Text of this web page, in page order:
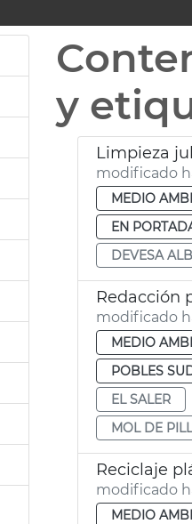
y
Limpieza
modificado
MEDIO
EN
DEVESA
Redacción
modificado
MEDIO
POBLES
EL SALER
MOL DE
Reciclaje
modificado
MEDIO